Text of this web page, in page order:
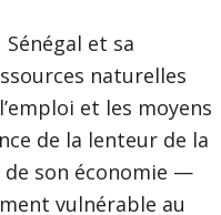
et sa
naturelles
et les moyens
de la lenteur de la
son économie —
vulnérable au